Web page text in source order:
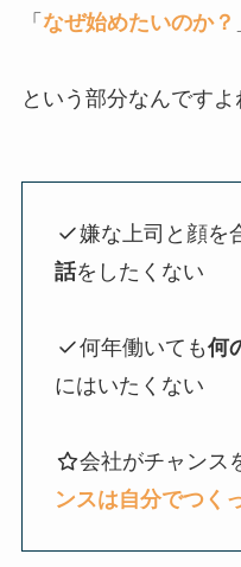
「 なぜ始めたいのか？
という部分なんですよ
嫌な上司と顔を
話をしたくない
何年働いても何
にはいたくない
会社がチャンス
ンスは自分でつく